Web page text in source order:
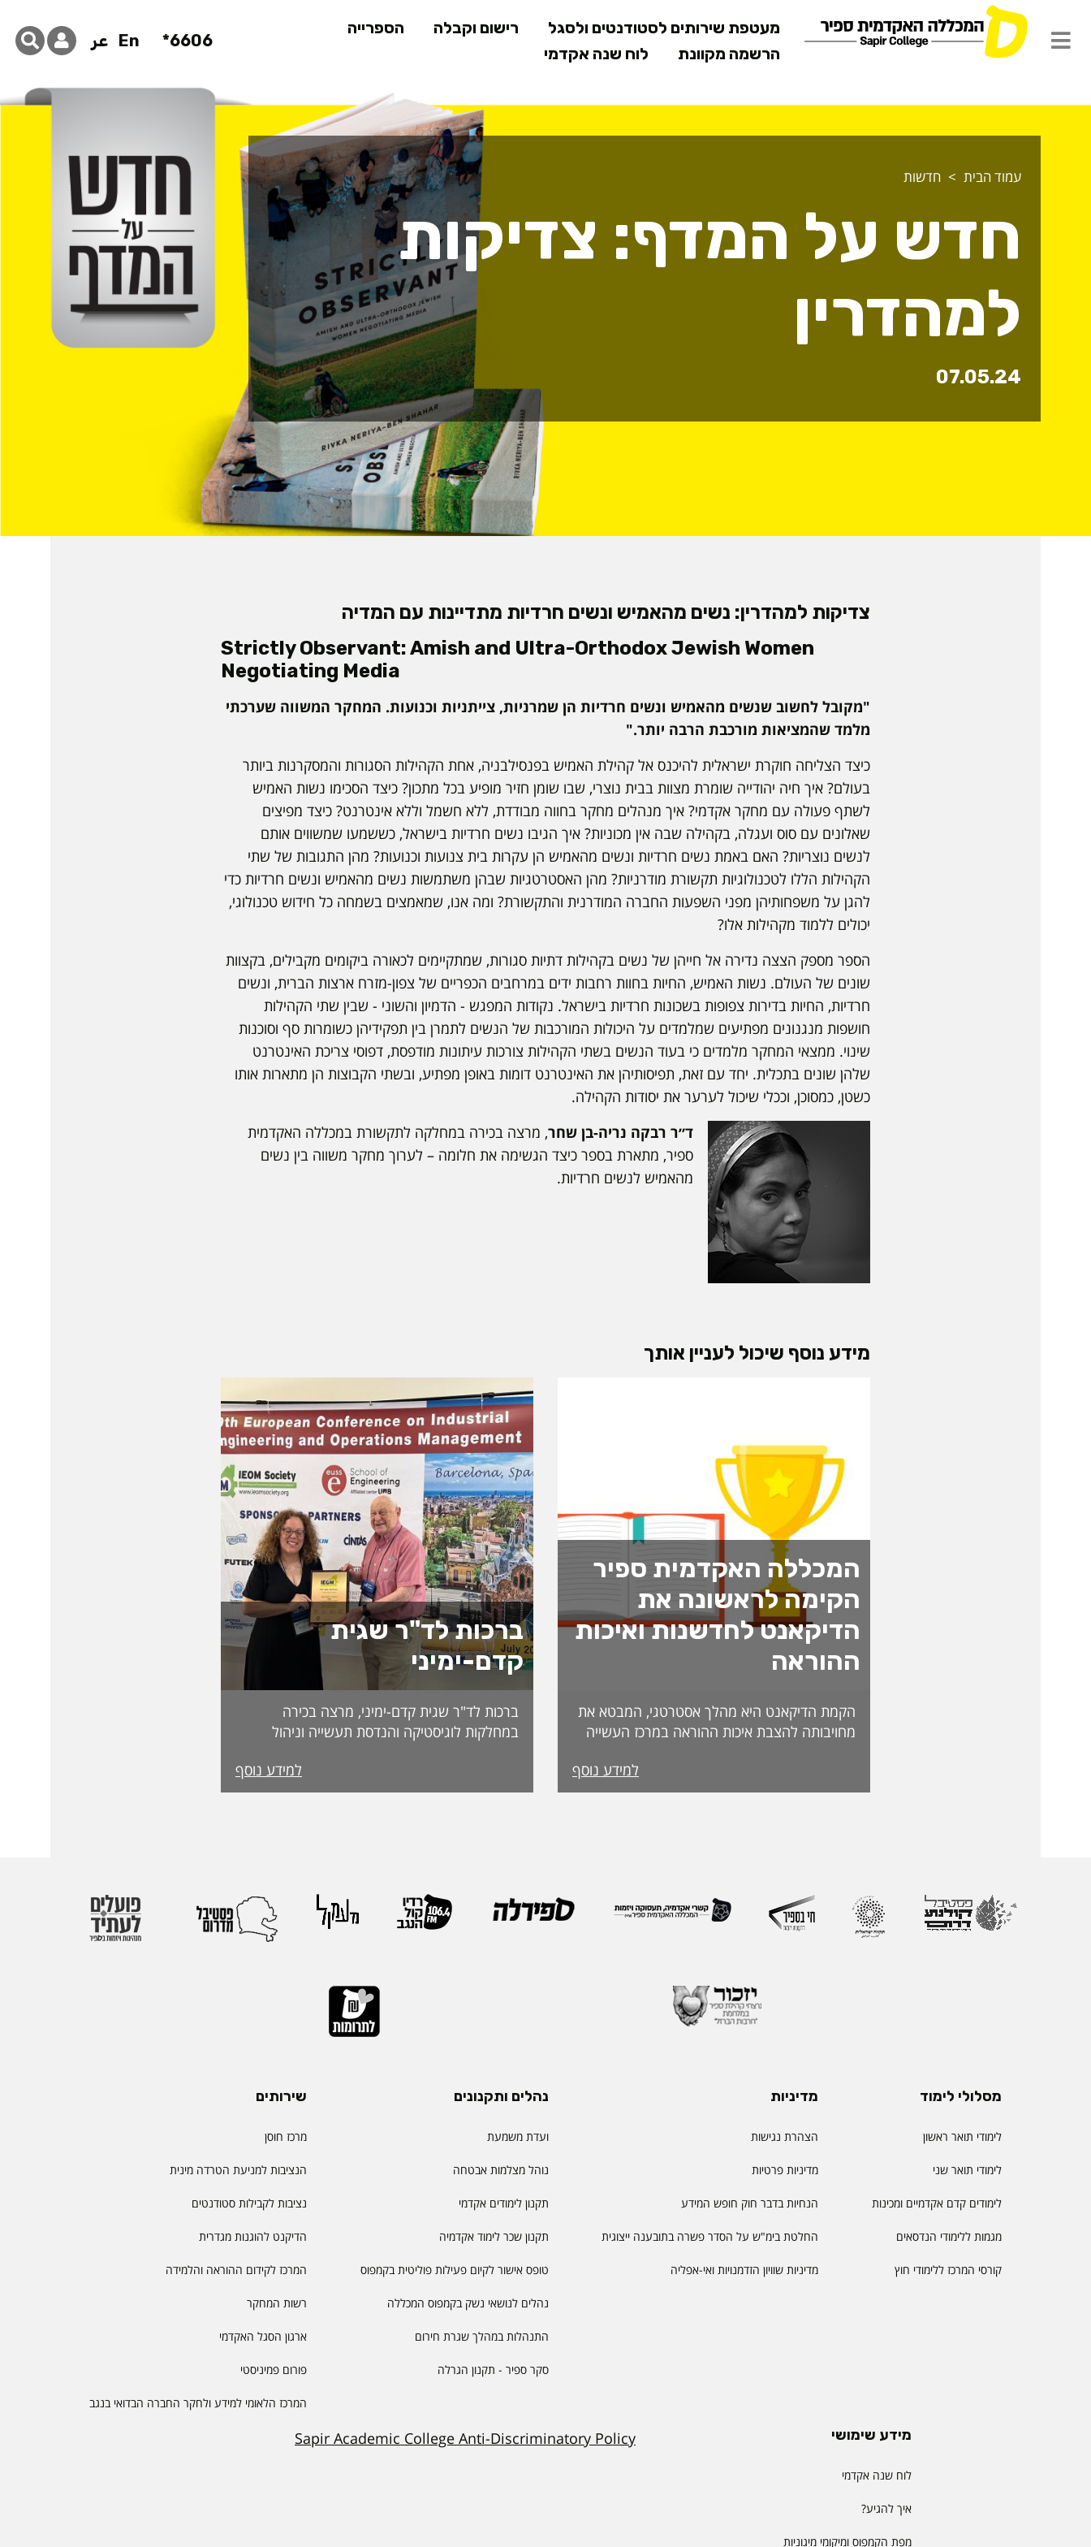
לתוכן
המרכזי
מעטפת שירותים לסטודנטים ולסגל רישום וקבלה
הספרייה
הרשמה מקוונת
לוח שנה אקדמי
6606*
En عر
עמוד הבית חדשות
חדש על המדף: צדיקות
למהדרין
07.05.24
צדיקות למהדרין: נשים מהאמיש ונשים חרדיות מתדיינות עם המדיה
Strictly Observant: Amish and Ultra-Orthodox Jewish Women
Negotiating Media
"מקובל לחשוב שנשים מהאמיש ונשים חרדיות הן שמרניות, צייתניות וכנועות. המחקר המשווה שערכתי
מלמד שהמציאות מורכבת הרבה יותר."
כיצד הצליחה חוקרת ישראלית להיכנס אל קהילת האמיש בפנסילבניה, אחת הקהילות הסגורות והמסקרנות ביותר
בעולם? איך חיה יהודייה שומרת מצוות בבית נוצרי, שבו שומן חזיר מופיע בכל מתכון? כיצד הסכימו נשות האמיש
לשתף פעולה עם מחקר אקדמי? איך מנהלים מחקר בחווה מבודדת, ללא חשמל וללא אינטרנט? כיצד מפיצים
שאלונים עם סוס ועגלה, בקהילה שבה אין מכוניות? איך הגיבו נשים חרדיות בישראל, כששמעו שמשווים אותם
לנשים נוצריות? האם באמת נשים חרדיות ונשים מהאמיש הן עקרות בית צנועות וכנועות? מהן התגובות של שתי
הקהילות הללו לטכנולוגיות תקשורת מודרניות? מהן האסטרטגיות שבהן משתמשות נשים מהאמיש ונשים חרדיות כדי
להגן על משפחותיהן מפני השפעות החברה המודרנית והתקשורת? ומה אנו, שמאמצים בשמחה כל חידוש טכנולוגי,
יכולים ללמוד מקהילות אלו?
הספר מספק הצצה נדירה אל חייהן של נשים בקהילות דתיות סגורות, שמתקיימים לכאורה ביקומים מקבילים, בקצוות
שונים של העולם. נשות האמיש, החיות בחוות רחבות ידים במרחבים הכפריים של צפון-מזרח ארצות הברית, ונשים
חרדיות, החיות בדירות צפופות בשכונות חרדיות בישראל. נקודות המפגש - הדמיון והשוני - שבין שתי הקהילות
חושפות מנגנונים מפתיעים שמלמדים על היכולות המורכבות של הנשים לתמרן בין תפקידיהן כשומרות סף וסוכנות
שינוי. ממצאי המחקר מלמדים כי בעוד הנשים בשתי הקהילות צורכות עיתונות מודפסת, דפוסי צריכת האינטרנט
שלהן שונים בתכלית. יחד עם זאת, תפיסותיהן את האינטרנט דומות באופן מפתיע, ובשתי הקבוצות הן מתארות אותו
כשטן, כמסוכן, וככלי שיכול לערער את יסודות הקהילה.
ד״ר רבקה נריה-בן שחר, מרצה בכירה במחלקה לתקשורת במכללה האקדמית
ספיר, מתארת בספר כיצד הגשימה את חלומה – לערוך מחקר משווה בין נשים
מהאמיש לנשים חרדיות.
מידע נוסף שיכול לעניין אותך
המכללה האקדמית ספיר
הקימה לראשונה את
הדיקאנט לחדשנות ואיכות
ההוראה
הקמת הדיקאנט היא מהלך אסטרטגי, המבטא את
מחויבותה להצבת איכות ההוראה במרכז העשייה
לאתגרי העתיד. בראש הדיקאנט עומדת אפרת
ליברמן, דיקאנית ההוראה, אשת חינוך ופדגוגיה
ההוראה הראשון שהוקם בספיר - מהלך המבטא
את החשיבות האסטרטגית שמעניקה המכללה
למצוינות בהוראה ולחוויית הלמידה של הסטודנטים
למידע נוסף
ברכות לד"ר שגית
קדם-ימיני
ברכות לד"ר שגית קדם-ימיני, מרצה בכירה
במחלקות לוגיסטיקה והנדסת תעשייה וניהול
מטעם האגודה הבינלאומית IEOM Society
International. מההוקרות הגבוהות ביותר
IEOM היא אחת האגודות הבינלאומיות הגדולות
בתחומי הנדסת התעשייה והניהול.
למידע נוסף
מסלולי לימוד
לימודי תואר ראשון
לימודי תואר שני
לימודים קדם אקדמיים ומכינות
מגמות ללימודי הנדסאים
קורסי המרכז ללימודי חוץ
מדיניות
הצהרת נגישות
מדיניות פרטיות
הנחיות בדבר חוק חופש המידע
החלטת בימ"ש על הסדר פשרה בתובענה ייצוגית
מדיניות שוויון הזדמנויות ואי-אפליה
נהלים ותקנונים
ועדת משמעת
נוהל מצלמות אבטחה
תקנון לימודים אקדמי
תקנון שכר לימוד אקדמיה
טופס אישור לקיום פעילות פוליטית בקמפוס
נהלים לנושאי נשק בקמפוס המכללה
התנהלות במהלך שגרת חירום
סקר ספיר - תקנון הגרלה
שירותים
מרכז חוסן
הנציבות למניעת הטרדה מינית
נציבות לקבילות סטודנטים
הדיקנט להוגנות מגדרית
המרכז לקידום ההוראה והלמידה
רשות המחקר
ארגון הסגל האקדמי
פורום פמיניסטי
המרכז הלאומי למידע ולחקר החברה הבדואי בנגב
מידע שימושי
לוח שנה אקדמי
איך להגיע?
מפת הקמפוס ומיקומי מיגוניות
Sapir Academic College Anti-Discriminatory Policy